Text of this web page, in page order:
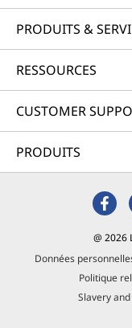
PRODUITS &
RESSOURCES
CUSTOMER
PRODUITS
@ 2026
Données
Politique
Slavery